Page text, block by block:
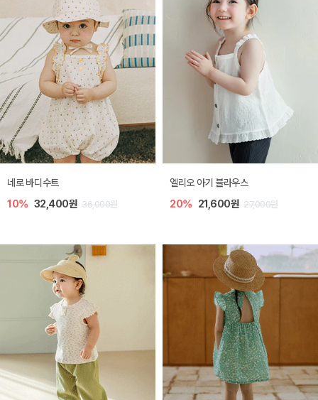
네로 바디수트
10% 32,400원 36,000원
엘리오 아기 블라우스
20% 21,600원 27,000원